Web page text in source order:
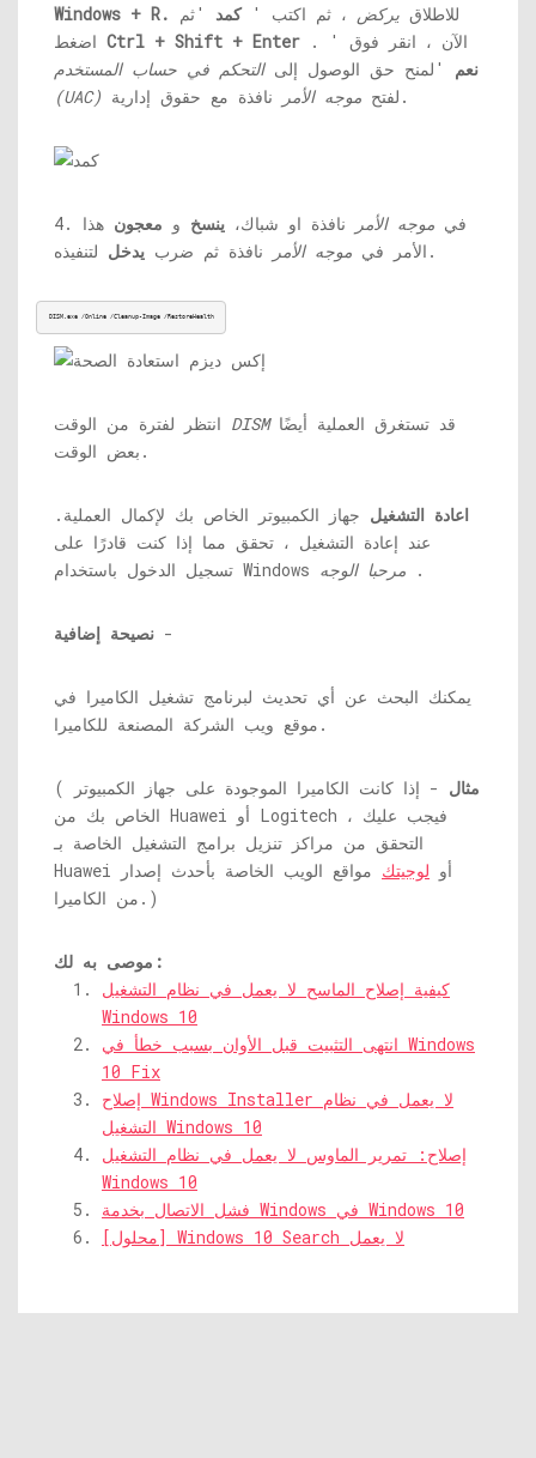
Windows + R. للاطلاق يركض ، ثم اكتب 'كمد 'ثم
Ctrl + Shift + Enter
. الآن ، انقر فوق '
نعم 'لمنح حق الوصول إلىالتحكم في حساب المستخدم
(UAC)
لفتح موجه الأمر نافذة مع حقوق إدارية.
4. في موجه الأمر نافذة او شباك، ينسخ و معجون هذا
الأمر في موجه الأمر نافذة ثم ضرب يدخل لتنفيذه.
DISM.exe /Online /Cleanup-Image /RestoreHealth
DISMقد تستغرق العملية أيضًا
بعض الوقت.
اعادة التشغيل جهاز الكمبيوتر الخاص بك لإكمال العملية.
عند إعادة التشغيل ، تحقق مما إذا كنت قادرًا على
تسجيل الدخول باستخدام Windows مرحبا الوجه .
نصيحة إضافية -
يمكنك البحث عن أي تحديث لبرنامج تشغيل الكاميرا في
موقع ويب الشركة المصنعة للكاميرا.
( مثال - إذا كانت الكاميرا الموجودة على جهاز الكمبيوتر
الخاص بك من Huawei أو Logitech ، فيجب عليك
التحقق من مراكز تنزيل برامج التشغيل الخاصة بـ
Huawei أو لوجيتك مواقع الويب الخاصة بأحدث إصدار
من الكاميرا.)
موصى به لك:
كيفية إصلاح الماسح لا يعمل في نظام التشغيل
Windows 10
انتهى التثبيت قبل الأوان بسبب خطأ في Windows
10 Fix
إصلاح Windows Installer لا يعمل في نظام
التشغيل Windows 10
إصلاح: تمرير الماوس لا يعمل في نظام التشغيل
Windows 10
فشل الاتصال بخدمة Windows في Windows 10
[محلول] Windows 10 Search لا يعمل